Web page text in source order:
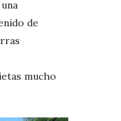
de
mucho